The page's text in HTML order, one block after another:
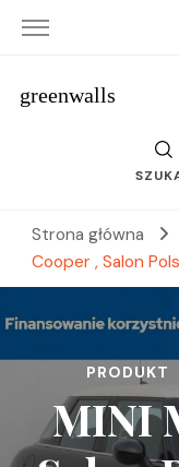
greenwalls
Strona główna
Cooper , Salon
PRODUKT
MINI